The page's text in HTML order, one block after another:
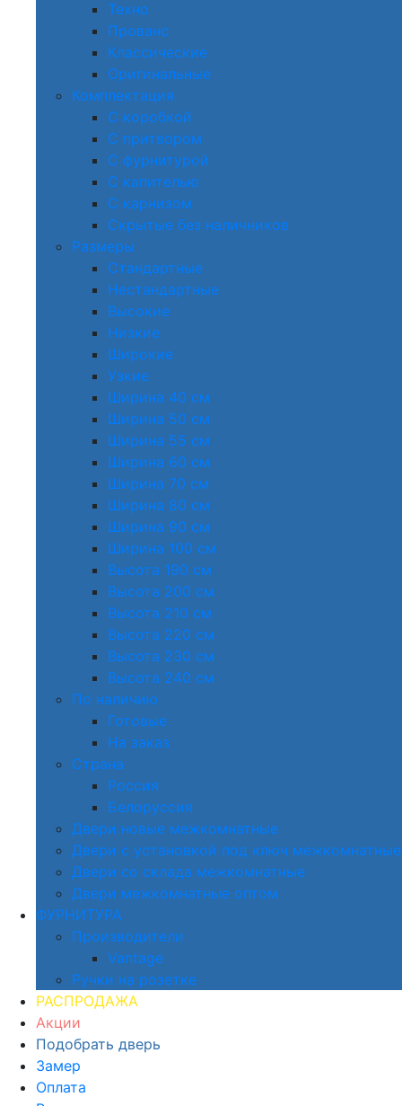
Техно
Прованс
Классические
Оригинальные
Комплектация
С коробкой
С притвором
С фурнитурой
С капителью
С карнизом
Скрытые без наличников
Размеры
Стандартные
Нестандартные
Высокие
Низкие
Широкие
Узкие
Ширина 40 см
Ширина 50 см
Ширина 55 см
Ширина 60 см
Ширина 70 см
Ширина 80 см
Ширина 90 см
Ширина 100 см
Высота 190 см
Высота 200 см
Высота 210 см
Высота 220 см
Высота 230 см
Высота 240 см
По наличию
Готовые
На заказ
Страна
Россия
Белоруссия
Двери новые межкомнатные
Двери с установкой под ключ межкомнатные
Двери со склада межкомнатные
Двери межкомнатные оптом
ФУРНИТУРА
Производители
Vantage
Ручки на розетке
РАСПРОДАЖА
Акции
Подобрать дверь
Замер
Оплата